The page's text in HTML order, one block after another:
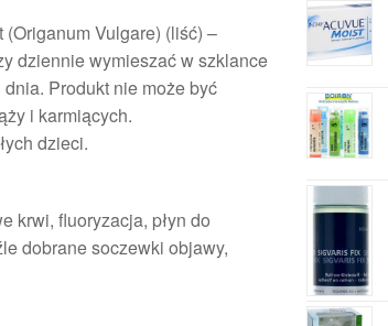
Vulgare) (liść) –
dziennie wymieszać w szklance
Produkt nie może być
i karmiących.
dzieci.
krwi, fluoryzacja, płyn do
dobrane soczewki objawy,